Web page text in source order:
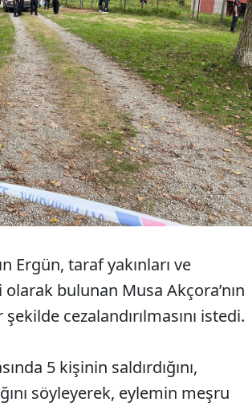
Ergün, taraf yakınları ve
bulunan Musa Akçora’nın
şekilde cezalandırılmasını istedi.
5 kişinin saldırdığını,
söyleyerek, eylemin meşru